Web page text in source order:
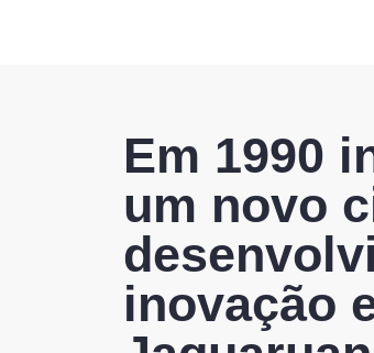
Em 1990
um novo
inovação